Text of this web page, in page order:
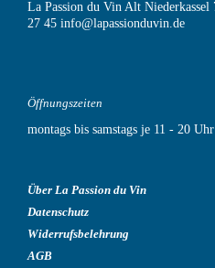
La Passion du Vin Alt Niederkassel
27 45 info@lapassionduvin.de
Öffnungszeiten
montags bis samstags je 11 - 20 Uhr
Über La Passion du Vin
Datenschutz
Widerrufsbelehrung
AGB